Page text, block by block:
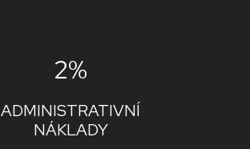
2%
ADMINISTRATIVNÍ
NÁKLADY